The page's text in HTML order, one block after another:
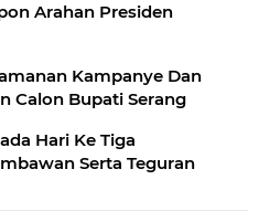
Arahan Presiden
Kampanye Dan
Senam Bersama Pasangan Calon Bupati Serang
Laksanakan Gatur Dan Himbawan Serta Teguran